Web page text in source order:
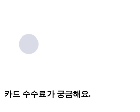
카드 수수료가 궁금해요.